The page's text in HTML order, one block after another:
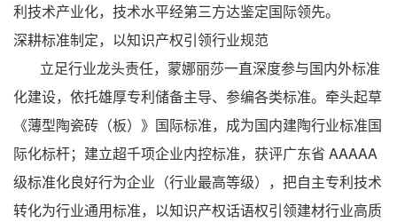
利技术产业化，技术水平经第三方达鉴定国际领先。
深耕标准制定，以知识产权引领行业规范
立足行业龙头责任，蒙娜丽莎一直深度参与国内外标准
化建设，依托雄厚专利储备主导、参编各类标准。牵头起草
《薄型陶瓷砖（板）》国际标准，成为国内建陶行业标准国
际化标杆；建立超千项企业内控标准，获评广东省 AAAAA
级标准化良好行为企业（行业最高等级），把自主专利技术
转化为行业通用标准，以知识产权话语权引领建材行业高质